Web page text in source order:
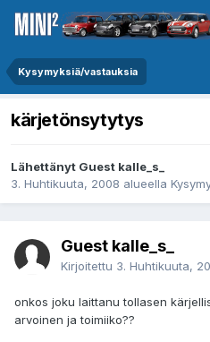
Kysymyksiä/vastauksia
kärjetönsytytys
Lähettänyt Guest kalle_s_
3. Huhtikuuta, 2008 alueella
Guest kalle_s_
Kirjoitettu 3. Huhtikuuta,
onkos joku laittanu tollasen
arvoinen ja toimiiko??